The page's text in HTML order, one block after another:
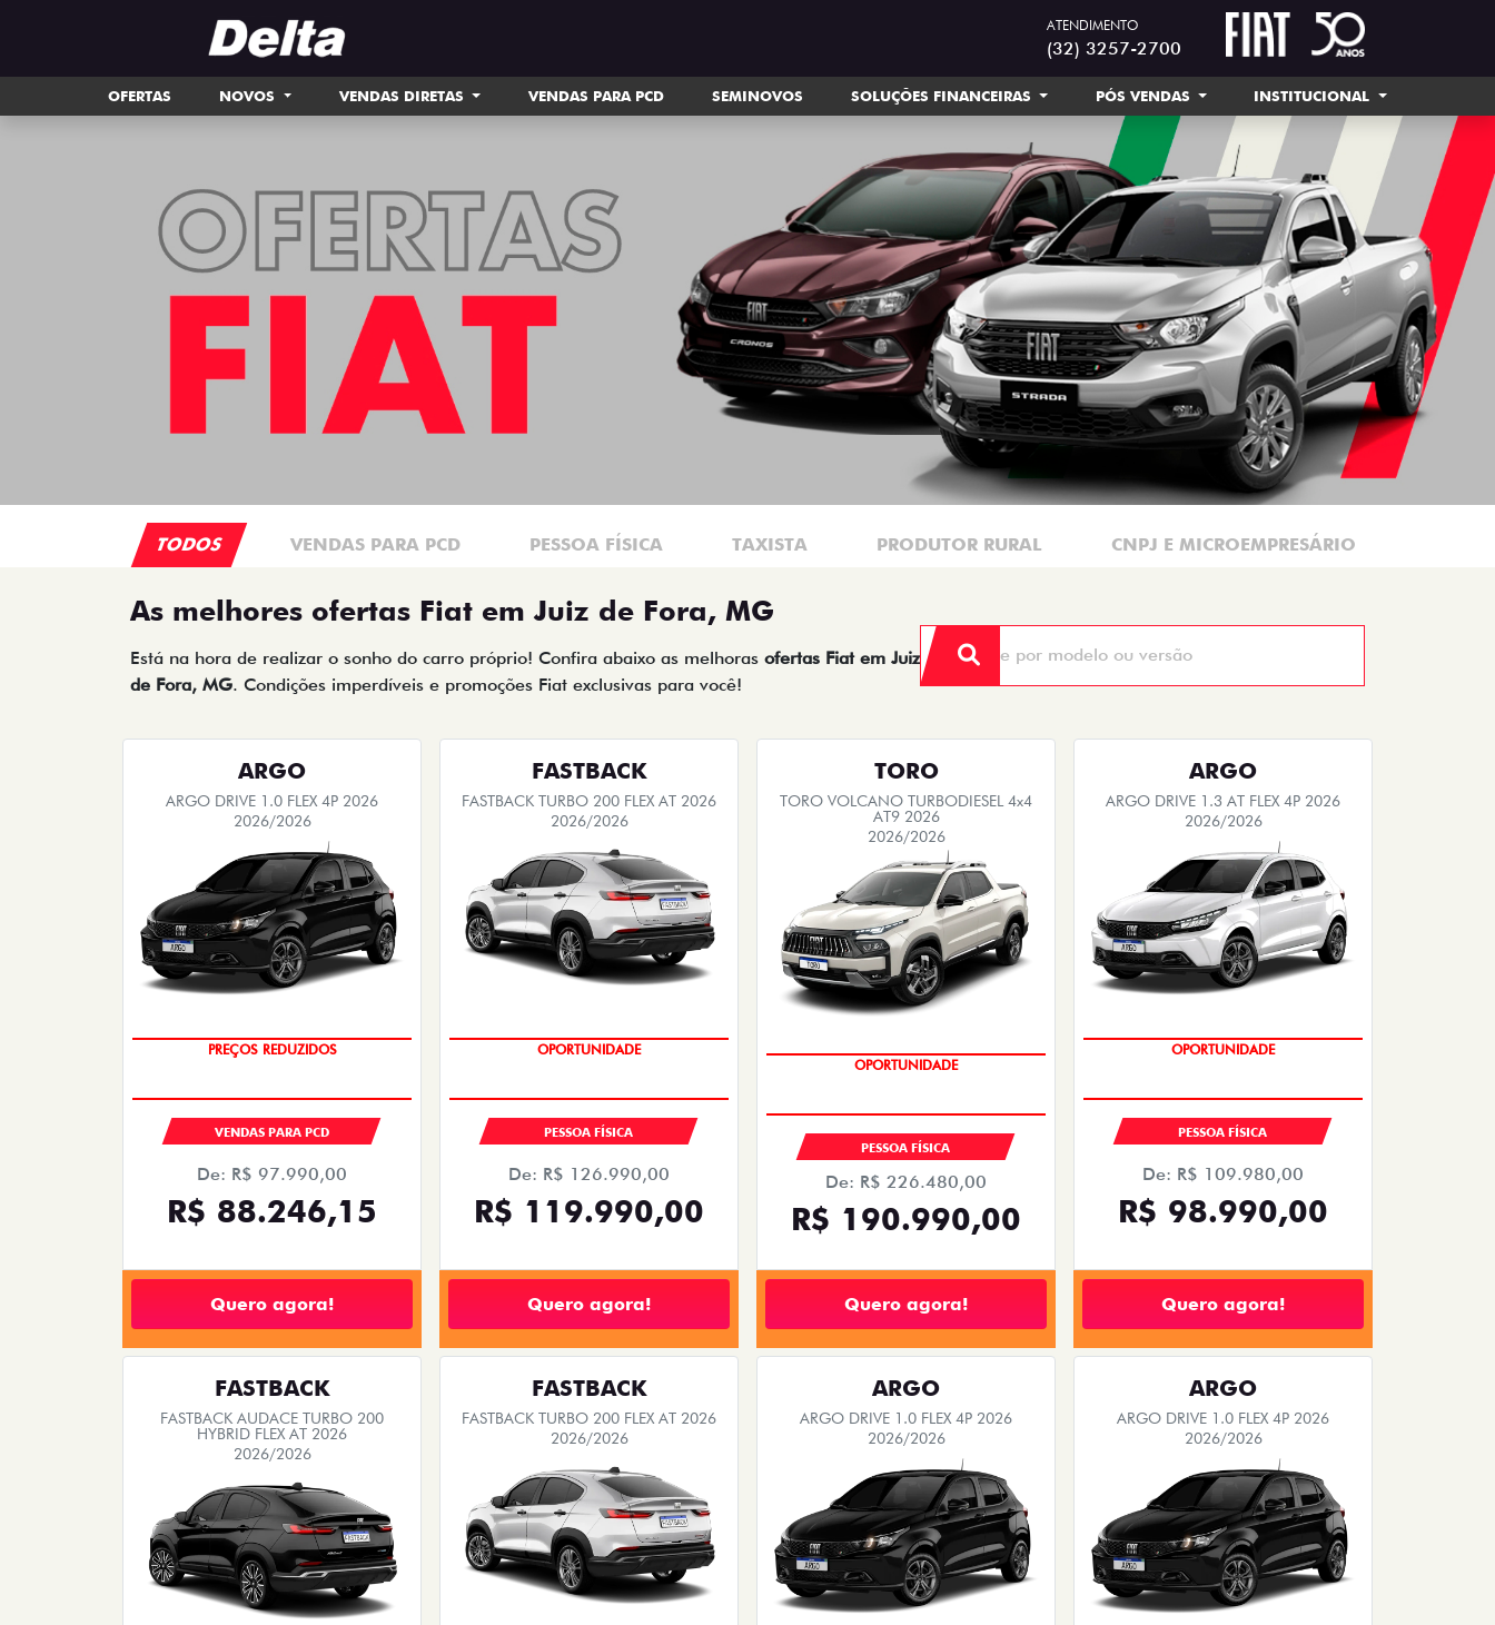
ATENDIMENTO
(32) 3257-2700
OFERTAS NOVOS VENDAS DIRETAS VENDAS PARA PCD SEMINOVOS SOLUÇÕES FINANCEIRAS PÓS VENDAS INSTITUCIONAL
TODOS VENDAS PARA PCD PESSOA FÍSICA TAXISTA PRODUTOR RURAL CNPJ E MICROEMPRESÁRIO
As melhores ofertas Fiat em Juiz de Fora, MG
Está na hora de realizar o sonho do carro próprio! Confira abaixo as melhoras ofertas Fiat em Juiz
de Fora, MG. Condições imperdíveis e promoções Fiat exclusivas para você!
ARGO
ARGO DRIVE 1.0 FLEX 4P 2026
2026/2026
OPORTUNIDADE
VENDAS PARA PCD
De: R$ 97.990,00
R$ 88.246,15
Quero agora!
FASTBACK
FASTBACK TURBO 200 FLEX AT 2026
2026/2026
EMPLACAMENTO GRÁTIS
PESSOA FÍSICA
De: R$ 126.990,00
R$ 119.990,00
Quero agora!
TORO
TORO VOLCANO TURBODIESEL 4x4
AT9 2026
2026/2026
EMPLACAMENTO GRÁTIS
PESSOA FÍSICA
De: R$ 226.480,00
R$ 190.990,00
Quero agora!
ARGO
ARGO DRIVE 1.3 AT FLEX 4P 2026
2026/2026
EMPLACAMENTO GRÁTIS
PESSOA FÍSICA
De: R$ 109.980,00
R$ 98.990,00
Quero agora!
FASTBACK
FASTBACK AUDACE TURBO 200
HYBRID FLEX AT 2026
2026/2026
FASTBACK
FASTBACK TURBO 200 FLEX AT 2026
2026/2026
ARGO
ARGO DRIVE 1.0 FLEX 4P 2026
2026/2026
ARGO
ARGO DRIVE 1.0 FLEX 4P 2026
2026/2026